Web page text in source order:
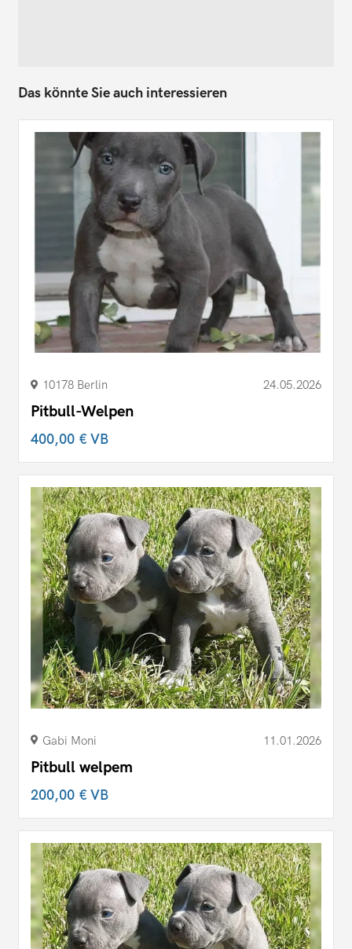
Das könnte Sie auch interessieren
10178 Berlin 24.05.2026
Pitbull-Welpen
400,00 €VB
Gabi Moni 11.01.2026
Pitbull welpem
200,00 €VB